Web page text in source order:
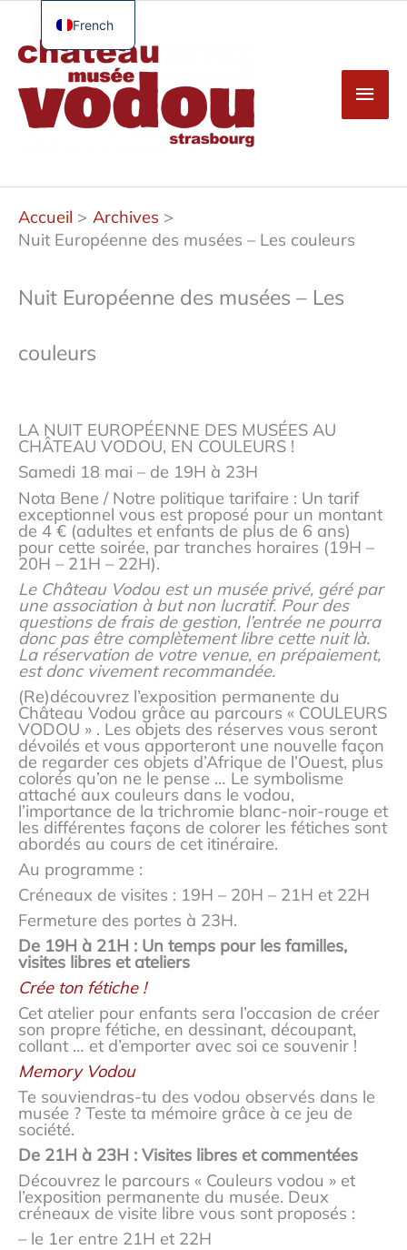
Aller
contenu
Accueil
Archives
Nuit Européenne des musées – Les couleurs
Nuit Européenne des musées – Les
couleurs
LA NUIT EUROPÉENNE DES MUSÉES AU
CHÂTEAU VODOU, EN COULEURS !
Samedi 18 mai – de 19H à 23H
Nota Bene / Notre politique tarifaire : Un tarif
exceptionnel vous est proposé pour un montant
de 4 € (adultes et enfants de plus de 6 ans)
pour cette soirée, par tranches horaires (19H –
20H – 21H – 22H).
Le Château Vodou est un musée privé, géré par
une association à but non lucratif. Pour des
questions de frais de gestion, l’entrée ne pourra
donc pas être complètement libre cette nuit là.
La réservation de votre venue, en prépaiement,
est donc vivement recommandée.
(Re)découvrez l’exposition permanente du
Château Vodou grâce au parcours « COULEURS
VODOU » . Les objets des réserves vous seront
dévoilés et vous apporteront une nouvelle façon
de regarder ces objets d’Afrique de l’Ouest, plus
colorés qu’on ne le pense … Le symbolisme
attaché aux couleurs dans le vodou,
l’importance de la trichromie blanc-noir-rouge et
les différentes façons de colorer les fétiches sont
abordés au cours de cet itinéraire.
Au programme :
Créneaux de visites : 19H – 20H – 21H et 22H
Fermeture des portes à 23H.
De 19H à 21H : Un temps pour les familles,
visites libres et ateliers
Crée ton fétiche !
Cet atelier pour enfants sera l’occasion de créer
son propre fétiche, en dessinant, découpant,
collant … et d’emporter avec soi ce souvenir !
Memory Vodou
Te souviendras-tu des vodou observés dans le
musée ? Teste ta mémoire grâce à ce jeu de
société.
De 21H à 23H : Visites libres et commentées
Découvrez le parcours « Couleurs vodou » et
l’exposition permanente du musée. Deux
créneaux de visite libre vous sont proposés :
– le 1er entre 21H et 22H
French
English
German
Spanish